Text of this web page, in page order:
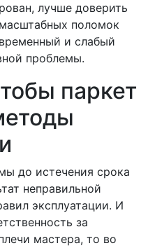
лучше доверить
поломок
и слабый
проблемы.
паркет
до истечения срока
неправильной
эксплуатации. И
за
мастера, то во